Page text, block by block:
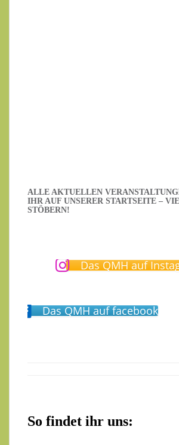
ALLE AKTUELLEN
IHR AUF UNSERER STARTSEITE –
TÖBERN!
Das QMH auf
Das QMH auf facebook
So findet ihr uns: